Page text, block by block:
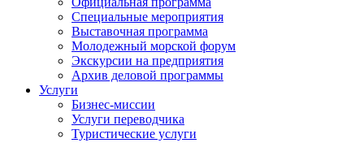
Специальные мероприятия
Выставочная программа
Молодежный морской форум
Экскурсии на предприятия
Архив деловой программы
Услуги
Бизнес-миссии
Услуги переводчика
Туристические услуги